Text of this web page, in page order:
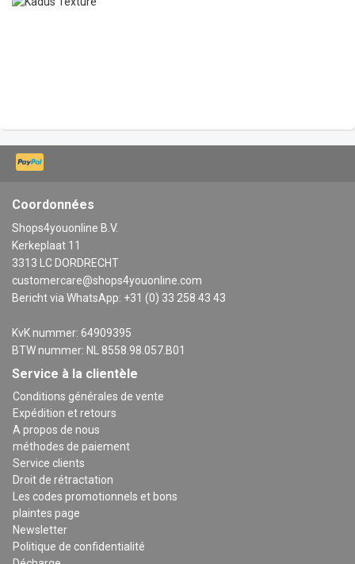
Coordonnées
Shops4youonline B.V.
Kerkeplaat 11
3313 LC DORDRECHT
customercare@shops4youonline.com
Bericht via WhatsApp: +31 (0) 33 258 43 43
KvK nummer: 64909395
BTW nummer: NL 8558.98.057.B01
Service à la clientèle
Conditions générales de vente
Expédition et retours
A propos de nous
méthodes de paiement
Service clients
Droit de rétractation
Les codes promotionnels et bons
plaintes page
Newsletter
Politique de confidentialité